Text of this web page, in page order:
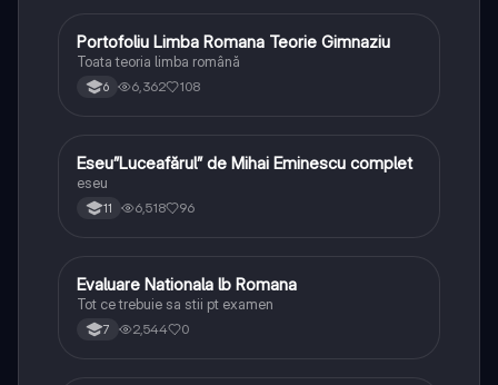
Limba și literatura română
Portofoliu Limba Romana Teorie Gimnaziu
Toata teoria limba română
6 6,362 108
Limba și literatura română
Eseu”Luceafărul” de Mihai Eminescu complet
eseu
11 6,518 96
Limba și literatura română
Evaluare Nationala lb Romana
Tot ce trebuie sa stii pt examen
7 2,544 0